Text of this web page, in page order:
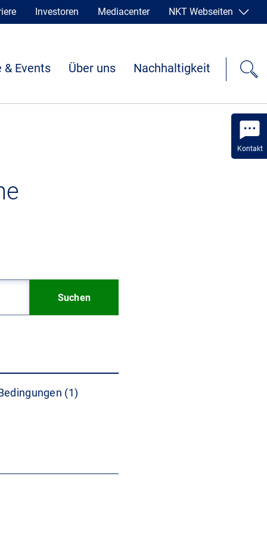
Kontakt
Investoren Mediacenter NKT Webseiten
& Events Über uns Nachhaltigkeit
Suchen
(1)